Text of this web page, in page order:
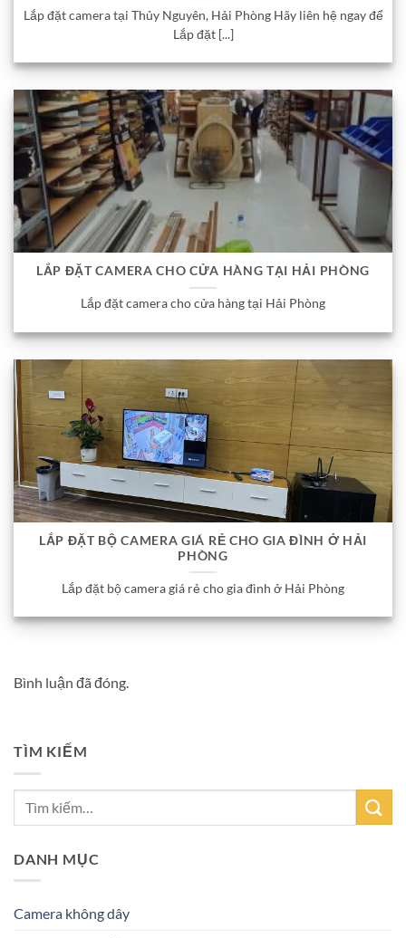
Lắp đặt camera tại Thủy Nguyên, Hải Phòng Hãy liên hệ ngay để
Lắp đặt [...]
LẮP ĐẶT CAMERA CHO CỬA HÀNG TẠI HẢI PHÒNG
Lắp đặt camera cho cửa hàng tại Hải Phòng
LẮP ĐẶT BỘ CAMERA GIÁ RẺ CHO GIA ĐÌNH Ở HẢI
PHÒNG
Lắp đặt bộ camera giá rẻ cho gia đình ở Hải Phòng
Bình luận đã đóng.
TÌM KIẾM
DANH MỤC
Camera không dây